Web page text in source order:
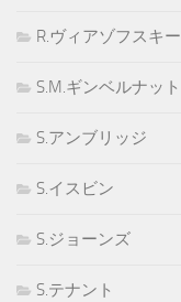
R.ヴィアゾフスキー
S.M.ギンベルナット
S.アンブリッジ
S.イスビン
S.ジョーンズ
S.テナント